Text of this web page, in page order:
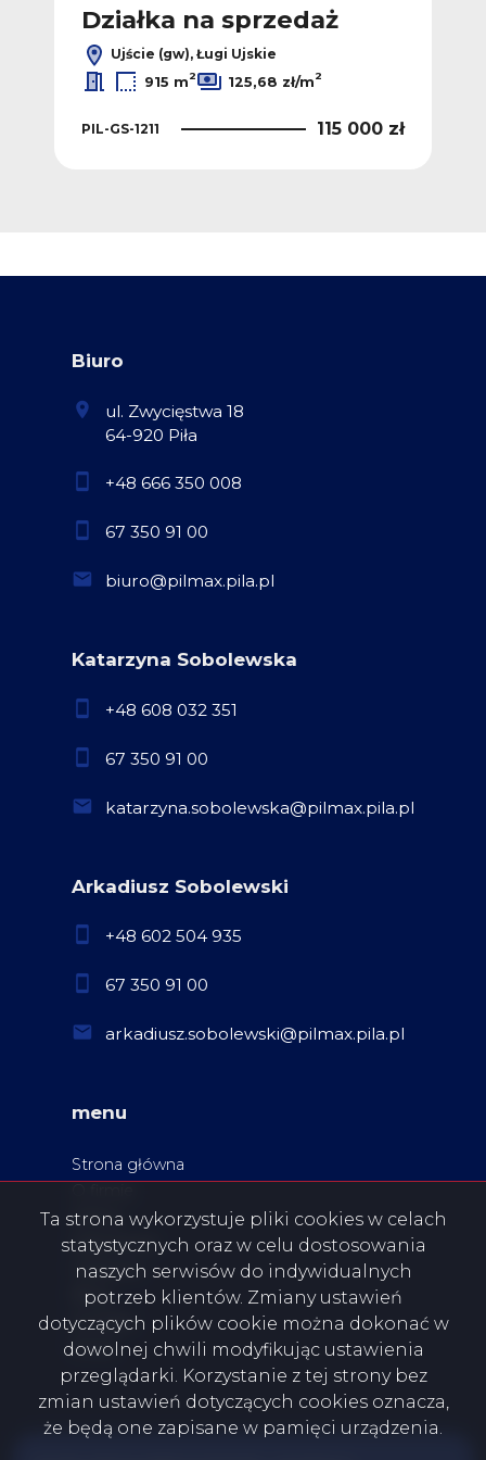
Działka na sprzedaż
Ujście (gw), Ługi Ujskie
915 m2 125,68 zł/m2
PIL-GS-1211 115 000 zł
Biuro
ul. Zwycięstwa 18
64-920 Piła
+48 666 350 008
67 350 91 00
biuro@pilmax.pila.pl
Katarzyna Sobolewska
+48 608 032 351
67 350 91 00
katarzyna.sobolewska@pilmax.pila.pl
Arkadiusz Sobolewski
+48 602 504 935
67 350 91 00
arkadiusz.sobolewski@pilmax.pila.pl
menu
Strona główna
Oferty
Zgłoszenia
Ulubione
Blog
Kontakt
Rodo
Ta strona wykorzystuje pliki cookies w celach
statystycznych oraz w celu dostosowania
naszych serwisów do indywidualnych
potrzeb klientów. Zmiany ustawień
dotyczących plików cookie można dokonać w
dowolnej chwili modyfikując ustawienia
przeglądarki. Korzystanie z tej strony bez
zmian ustawień dotyczących cookies oznacza,
że będą one zapisane w pamięci urządzenia.